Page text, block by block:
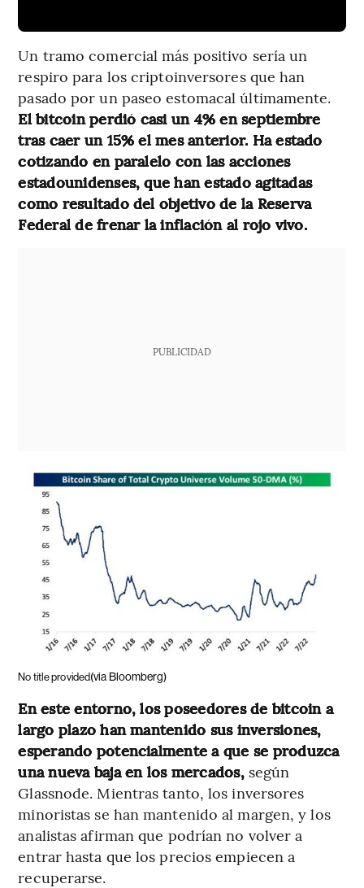
Un tramo comercial más positivo sería un
respiro para los criptoinversores que han
pasado por un paseo estomacal últimamente.
El bitcoin perdió casi un 4% en septiembre
tras caer un 15% el mes anterior. Ha estado
cotizando en paralelo con las acciones
estadounidenses, que han estado agitadas
como resultado del objetivo de la Reserva
Federal de frenar la inflación al rojo vivo.
PUBLICIDAD
No title provided(via Bloomberg)
En este entorno, los poseedores de bitcoin a
largo plazo han mantenido sus inversiones,
esperando potencialmente a que se produzca
una nueva baja en los mercados,según
Glassnode. Mientras tanto, los inversores
minoristas se han mantenido al margen, y los
analistas afirman que podrían no volver a
entrar hasta que los precios empiecen a
recuperarse.